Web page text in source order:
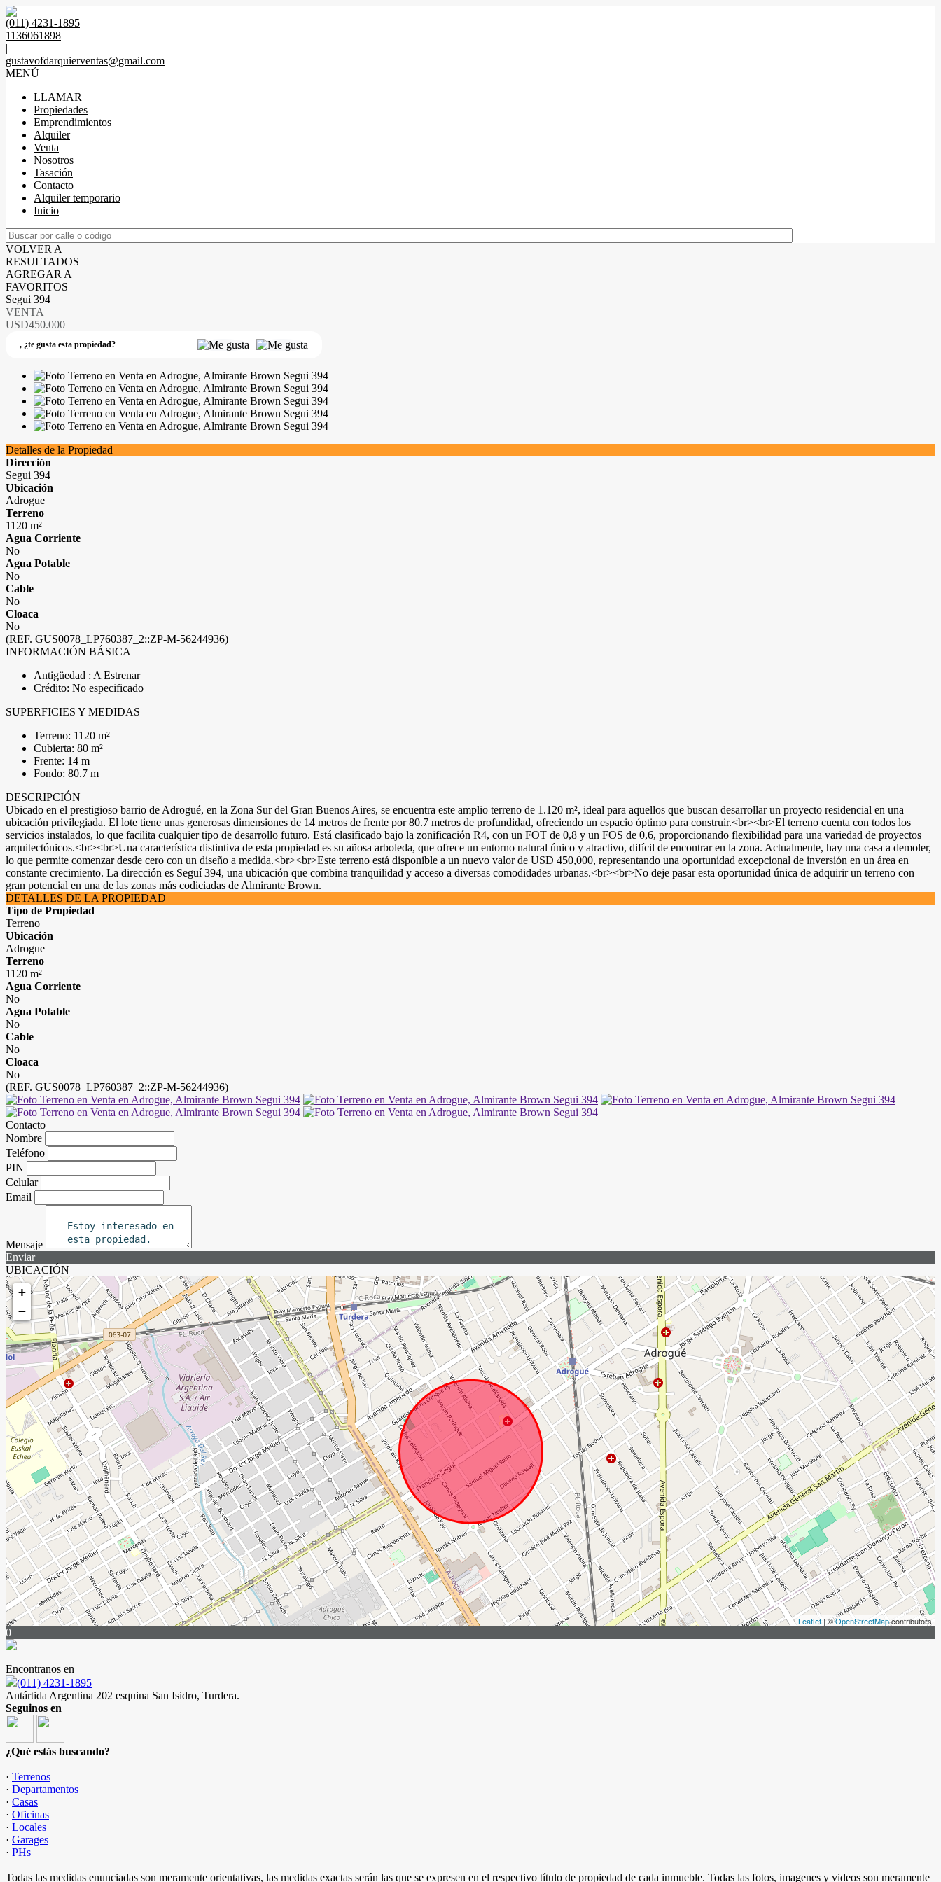
(011) 4231-1895
1136061898
|
gustavofdarquierventas@gmail.com
MENÚ
LLAMAR
Propiedades
Emprendimientos
Alquiler
Venta
Nosotros
Tasación
Contacto
Alquiler temporario
Inicio
VOLVER A
RESULTADOS
AGREGAR A
FAVORITOS
Segui 394
VENTA
USD450.000
, ¿te gusta esta propiedad?
Detalles de la Propiedad
Dirección
Segui 394
Ubicación
Adrogue
Terreno
1120 m²
Agua Corriente
No
Agua Potable
No
Cable
No
Cloaca
No
(REF. GUS0078_LP760387_2::ZP-M-56244936)
INFORMACIÓN BÁSICA
Antigüedad : A Estrenar
Crédito: No especificado
SUPERFICIES Y MEDIDAS
Terreno: 1120 m²
Cubierta: 80 m²
Frente: 14 m
Fondo: 80.7 m
DESCRIPCIÓN
Ubicado en el prestigioso barrio de Adrogué, en la Zona Sur del Gran Buenos Aires, se encuentra este amplio terreno de 1.120 m², ideal para aquellos que buscan desarrollar un proyecto residencial en una
ubicación privilegiada. El lote tiene unas generosas dimensiones de 14 metros de frente por 80.7 metros de profundidad, ofreciendo un espacio óptimo para construir.<br><br>El terreno cuenta con todos los
servicios instalados, lo que facilita cualquier tipo de desarrollo futuro. Está clasificado bajo la zonificación R4, con un FOT de 0,8 y un FOS de 0,6, proporcionando flexibilidad para una variedad de proyectos
arquitectónicos.<br><br>Una característica distintiva de esta propiedad es su añosa arboleda, que ofrece un entorno natural único y atractivo, difícil de encontrar en la zona. Actualmente, hay una casa a demoler,
lo que permite comenzar desde cero con un diseño a medida.<br><br>Este terreno está disponible a un nuevo valor de USD 450,000, representando una oportunidad excepcional de inversión en un área en
constante crecimiento. La dirección es Seguí 394, una ubicación que combina tranquilidad y acceso a diversas comodidades urbanas.<br><br>No deje pasar esta oportunidad única de adquirir un terreno con
gran potencial en una de las zonas más codiciadas de Almirante Brown.
DETALLES DE LA PROPIEDAD
Tipo de Propiedad
Terreno
Ubicación
Adrogue
Terreno
1120 m²
Agua Corriente
No
Agua Potable
No
Cable
No
Cloaca
No
(REF. GUS0078_LP760387_2::ZP-M-56244936)
Contacto
Nombre
Teléfono
PIN
Celular
Email
Mensaje
Enviar
UBICACIÓN
+
−
Leaflet | ©OpenStreetMapcontributors
0
Encontranos en
(011) 4231-1895
Antártida Argentina 202 esquina San Isidro, Turdera.
Seguinos en
¿Qué estás buscando?
· Terrenos
· Departamentos
· Casas
· Oficinas
· Locales
· Garages
· PHs
Todas las medidas enunciadas son meramente orientativas, las medidas exactas serán las que se expresen en el respectivo título de propiedad de cada inmueble. Todas las fotos, imagenes y videos son meramente